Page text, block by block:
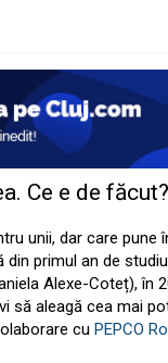
Ce e de făcut?
unii, dar care
primul an de
Alexe-Coteț), în
să aleagă cea mai
cu PEPCO